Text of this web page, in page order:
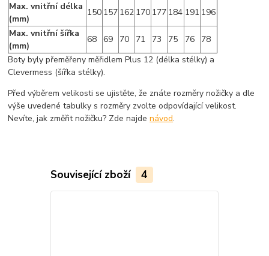
Max. vnitřní délka
(mm)
150 157 162 170 177 184 191 196
Max. vnitřní šířka
(mm)
68 69 70 71 73 75 76
78
Boty byly přeměřeny měřidlem Plus 12 (délka stélky) a
Clevermess (šířka stélky).
Před výběrem velikosti se ujistěte, že znáte rozměry nožičky a dle
výše uvedené tabulky s rozměry zvolte odpovídající velikost.
Nevíte, jak změřit nožičku? Zde najdenávod.
Související zboží 4